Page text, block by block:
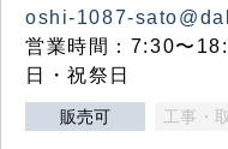
oshi-1087-
営業時間：7:30〜
日・祝祭日
販売可 工事・